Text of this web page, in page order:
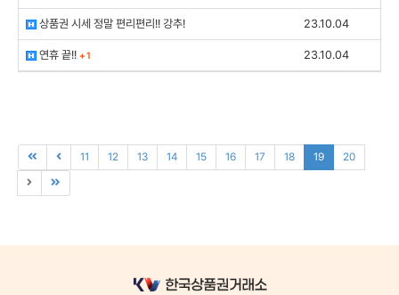
상품권 시세 정말 편리편리!! 강추! 23.10.04
연휴 끝!! + 1 23.10.04
11 12 13 14 15 16 17 18 19 20